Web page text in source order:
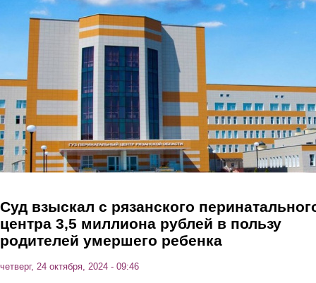
Перейти к основному содержанию
Суд взыскал с рязанского
центра 3,5 миллиона рублей в пользу
родителей умершего ребенка
четверг, 24 октября, 2024 - 09:46